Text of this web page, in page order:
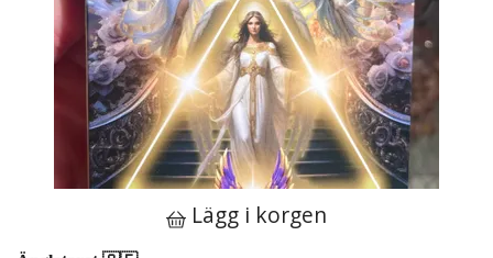
Lägg i korgen